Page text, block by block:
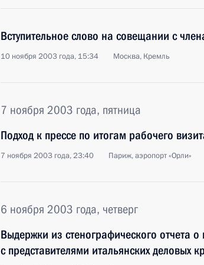
Вступительное слово на совещании с
10 ноября 2003 года, 15:34 Москва, Кремль
7 ноября 2003 года, пятница
Подход к прессе по итогам рабочего
7 ноября 2003 года, 23:40 Париж, аэропорт «Орли»
6 ноября 2003 года, четверг
Выдержки из стенографического отчета о
с представителями итальянских деловых